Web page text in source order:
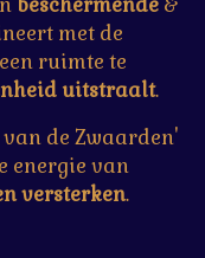
beschermende &
met de
ruimte te
uitstraalt.
de Zwaarden'
energie van
versterken.